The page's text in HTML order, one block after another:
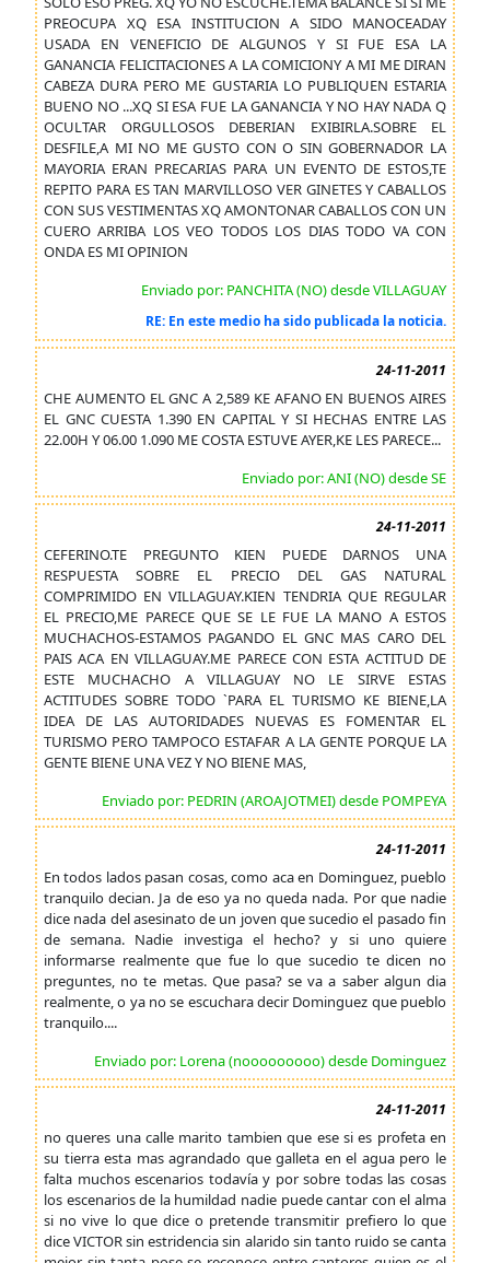
PREOCUPA XQ ESA INSTITUCION A SIDO MANOCEADAY
USADA EN VENEFICIO DE ALGUNOS Y SI FUE ESA LA
GANANCIA FELICITACIONES A LA COMICIONY A MI ME DIRAN
CABEZA DURA PERO ME GUSTARIA LO PUBLIQUEN ESTARIA
BUENO NO ...XQ SI ESA FUE LA GANANCIA Y NO HAY NADA Q
OCULTAR ORGULLOSOS DEBERIAN EXIBIRLA.SOBRE EL
DESFILE,A MI NO ME GUSTO CON O SIN GOBERNADOR LA
MAYORIA ERAN PRECARIAS PARA UN EVENTO DE ESTOS,TE
REPITO PARA ES TAN MARVILLOSO VER GINETES Y CABALLOS
CON SUS VESTIMENTAS XQ AMONTONAR CABALLOS CON UN
CUERO ARRIBA LOS VEO TODOS LOS DIAS TODO VA CON
ONDA ES MI OPINION
Enviado por: PANCHITA (NO) desde VILLAGUAY
RE: En este medio ha sido publicada la noticia.
24-11-2011
CHE AUMENTO EL GNC A 2,589 KE AFANO EN BUENOS AIRES
EL GNC CUESTA 1.390 EN CAPITAL Y SI HECHAS ENTRE LAS
22.00H Y 06.00 1.090 ME COSTA ESTUVE AYER,KE LES PARECE...
Enviado por: ANI (NO) desde SE
24-11-2011
CEFERINO.TE PREGUNTO KIEN PUEDE DARNOS UNA
RESPUESTA SOBRE EL PRECIO DEL GAS NATURAL
COMPRIMIDO EN VILLAGUAY.KIEN TENDRIA QUE REGULAR
EL PRECIO,ME PARECE QUE SE LE FUE LA MANO A ESTOS
MUCHACHOS-ESTAMOS PAGANDO EL GNC MAS CARO DEL
PAIS ACA EN VILLAGUAY.ME PARECE CON ESTA ACTITUD DE
ESTE MUCHACHO A VILLAGUAY NO LE SIRVE ESTAS
ACTITUDES SOBRE TODO `PARA EL TURISMO KE BIENE,LA
IDEA DE LAS AUTORIDADES NUEVAS ES FOMENTAR EL
TURISMO PERO TAMPOCO ESTAFAR A LA GENTE PORQUE LA
GENTE BIENE UNA VEZ Y NO BIENE MAS,
Enviado por: PEDRIN (AROAJOTMEI) desde POMPEYA
24-11-2011
En todos lados pasan cosas, como aca en Dominguez, pueblo
tranquilo decian. Ja de eso ya no queda nada. Por que nadie
dice nada del asesinato de un joven que sucedio el pasado fin
de semana. Nadie investiga el hecho? y si uno quiere
informarse realmente que fue lo que sucedio te dicen no
preguntes, no te metas. Que pasa? se va a saber algun dia
realmente, o ya no se escuchara decir Dominguez que pueblo
tranquilo....
Enviado por: Lorena (nooooooooo) desde Dominguez
24-11-2011
no queres una calle marito tambien que ese si es profeta en
su tierra esta mas agrandado que galleta en el agua pero le
falta muchos escenarios todavía y por sobre todas las cosas
los escenarios de la humildad nadie puede cantar con el alma
si no vive lo que dice o pretende transmitir prefiero lo que
dice VICTOR sin estridencia sin alarido sin tanto ruido se canta